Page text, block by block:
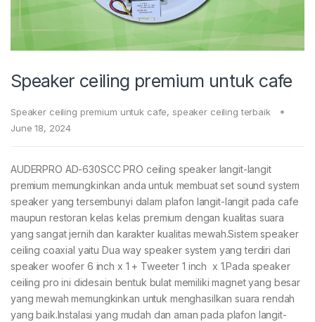
Speaker ceiling premium untuk cafe
Speaker ceiling premium untuk cafe, speaker ceiling terbaik
June 18, 2024
AUDERPRO AD-630SCC PRO ceiling speaker langit-langit
premium memungkinkan anda untuk membuat set sound system
speaker yang tersembunyi dalam plafon langit-langit pada cafe
maupun restoran kelas kelas premium dengan kualitas suara
yang sangat jernih dan karakter kualitas mewah.Sistem speaker
ceiling coaxial yaitu Dua way speaker system yang terdiri dari
speaker woofer 6 inch x 1 + Tweeter 1 inch x 1.Pada speaker
ceiling pro ini didesain bentuk bulat memiliki magnet yang besar
yang mewah memungkinkan untuk menghasilkan suara rendah
yang baik.Instalasi yang mudah dan aman pada plafon langit-